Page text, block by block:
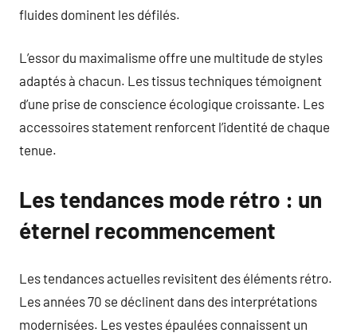
fluides dominent les défilés.
L’essor du maximalisme offre une multitude de styles
adaptés à chacun. Les tissus techniques témoignent
d’une prise de conscience écologique croissante. Les
accessoires statement renforcent l’identité de chaque
tenue.
Les tendances mode rétro : un
éternel recommencement
Les tendances actuelles revisitent des éléments rétro.
Les années 70 se déclinent dans des interprétations
modernisées. Les vestes épaulées connaissent un